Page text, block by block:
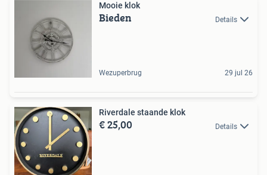
Mooie klok
Bieden Details
Wezuperbrug 29 jul 26
Riverdale staande klok
€ 25,00 Details